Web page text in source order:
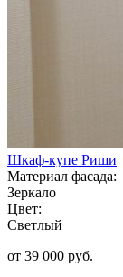
Шкаф-купе Риши
Материал фасада:
Зеркало
Цвет:
Светлый
от 39 000 руб.